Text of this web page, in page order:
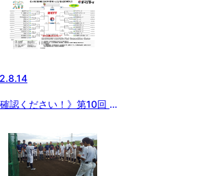
確認ください！》第10回 八
のお知らせ】